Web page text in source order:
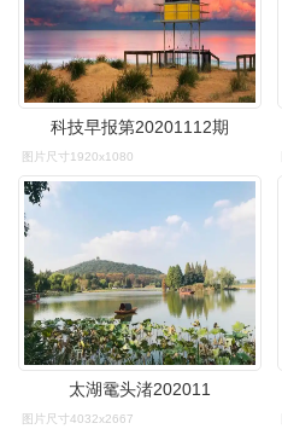
科技早报第20201112期
图片尺寸1920x1080
太湖鼋头渚202011
图片尺寸4032x2667